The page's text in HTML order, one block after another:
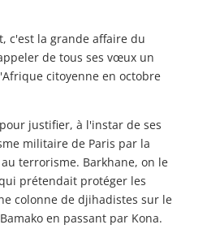
c'est la grande affaire du
de tous ses vœux un
citoyenne en octobre
justifier, à l'instar de ses
militaire de Paris par la
terrorisme. Barkhane, on le
prétendait protéger les
colonne de djihadistes sur le
en passant par Kona.